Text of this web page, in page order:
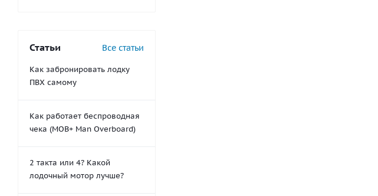
Статьи Все статьи
Как забронировать лодку
ПВХ самому
Как работает беспроводная
чека (MOB+ Man Overboard)
2 такта или 4? Какой
лодочный мотор лучше?